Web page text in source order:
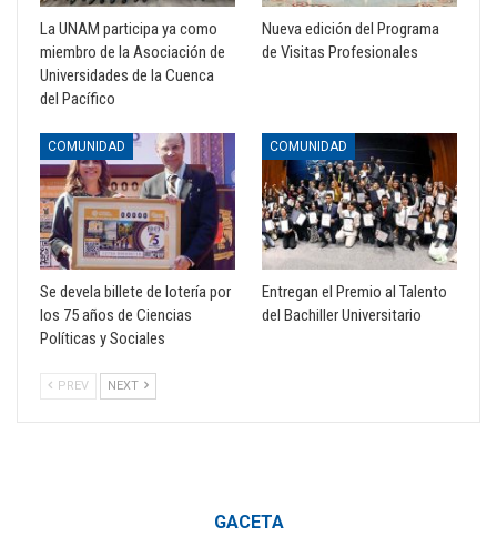
La UNAM participa ya como
miembro de la Asociación de
Universidades de la Cuenca
del Pacífico
Nueva edición del Programa
de Visitas Profesionales
COMUNIDAD
Se devela billete de lotería por
los 75 años de Ciencias
Políticas y Sociales
COMUNIDAD
Entregan el Premio al Talento
del Bachiller Universitario
PREV NEXT
GACETA